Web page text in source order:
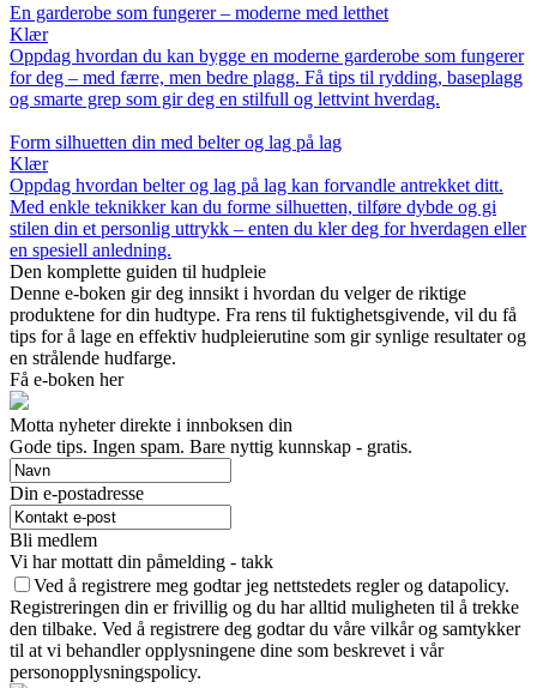
En garderobe som fungerer – moderne med letthet
Klær
Oppdag hvordan du kan bygge en moderne garderobe som fungerer
for deg – med færre, men bedre plagg. Få tips til rydding, baseplagg
og smarte grep som gir deg en stilfull og lettvint hverdag.
Form silhuetten din med belter og lag på lag
Klær
Oppdag hvordan belter og lag på lag kan forvandle antrekket ditt.
Med enkle teknikker kan du forme silhuetten, tilføre dybde og gi
stilen din et personlig uttrykk – enten du kler deg for hverdagen eller
en spesiell anledning.
Den komplette guiden til hudpleie
Denne e-boken gir deg innsikt i hvordan du velger de riktige
produktene for din hudtype. Fra rens til fuktighetsgivende, vil du få
tips for å lage en effektiv hudpleierutine som gir synlige resultater og
en strålende hudfarge.
Få e-boken her
Motta nyheter direkte i innboksen din
Gode ​​tips. Ingen spam. Bare nyttig kunnskap - gratis.
Din e-postadresse
Bli medlem
Vi har mottatt din påmelding - takk
Ved å registrere meg godtar jeg nettstedets regler og datapolicy.
Registreringen din er frivillig og du har alltid muligheten til å trekke
den tilbake. Ved å registrere deg godtar du våre vilkår og samtykker
til at vi behandler opplysningene dine som beskrevet i vår
personopplysningspolicy.